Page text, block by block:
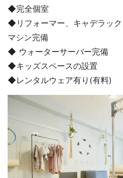
◆完全個室
◆リフォーマー、キャデラッ
マシン完備
◆ ウォーターサーバー完備
◆キッズスペースの設置
◆レンタルウェア有り(有料)